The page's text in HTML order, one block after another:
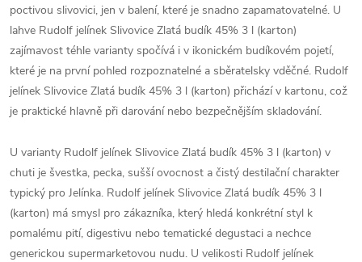
poctivou slivovici, jen v balení, které je snadno zapamatovatelné. U
lahve Rudolf jelínek Slivovice Zlatá budík 45% 3 l (karton)
zajímavost téhle varianty spočívá i v ikonickém budíkovém pojetí,
které je na první pohled rozpoznatelné a sběratelsky vděčné. Rudolf
jelínek Slivovice Zlatá budík 45% 3 l (karton) přichází v kartonu, což
je praktické hlavně při darování nebo bezpečnějším skladování.
U varianty Rudolf jelínek Slivovice Zlatá budík 45% 3 l (karton) v
chuti je švestka, pecka, sušší ovocnost a čistý destilační charakter
typický pro Jelínka. Rudolf jelínek Slivovice Zlatá budík 45% 3 l
(karton) má smysl pro zákazníka, který hledá konkrétní styl k
pomalému pití, digestivu nebo tematické degustaci a nechce
generickou supermarketovou nudu. U velikosti Rudolf jelínek